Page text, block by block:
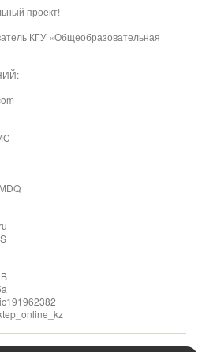
проект!
КГУ «Общеобразовательная